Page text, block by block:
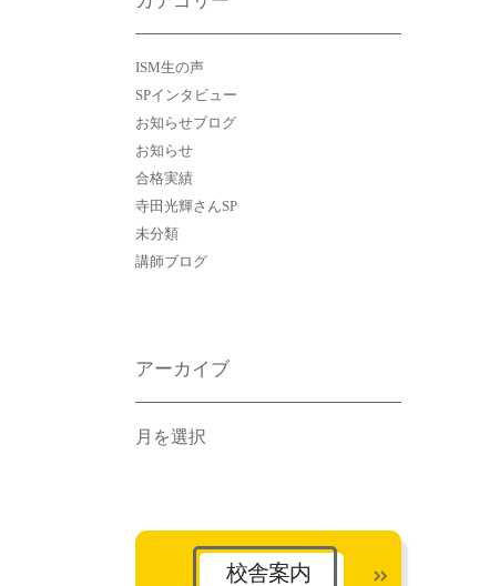
ISM生の声
SPインタビュー
お知らせブログ
お知らせ
合格実績
寺田光輝さんSP
未分類
講師ブログ
アーカイブ
ア
ブ
校舎案内